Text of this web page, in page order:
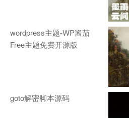
wordpress主题-WP酱茄
Free主题免费开源版
goto解密脚本源码